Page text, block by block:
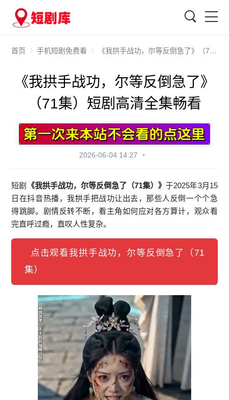
首页 手机短剧免费看 《我拱手战功，尔等反倒急了》（71集）短剧高清全集畅看
《我拱手战功，尔等反倒急了》
（71集）短剧高清全集畅看
2026-06-04 14:27
短剧 《我拱手战功，尔等反倒急了（71集）》于2025年3月15
日在抖音热播，我拱手把战功让出去，那些人反倒一个个急
得跳脚。剧情反转不断，看主角如何应对各方算计，观众看
完直呼过瘾，直叹人性复杂。
点击观看我拱手战功，尔等反倒急了（71
集）